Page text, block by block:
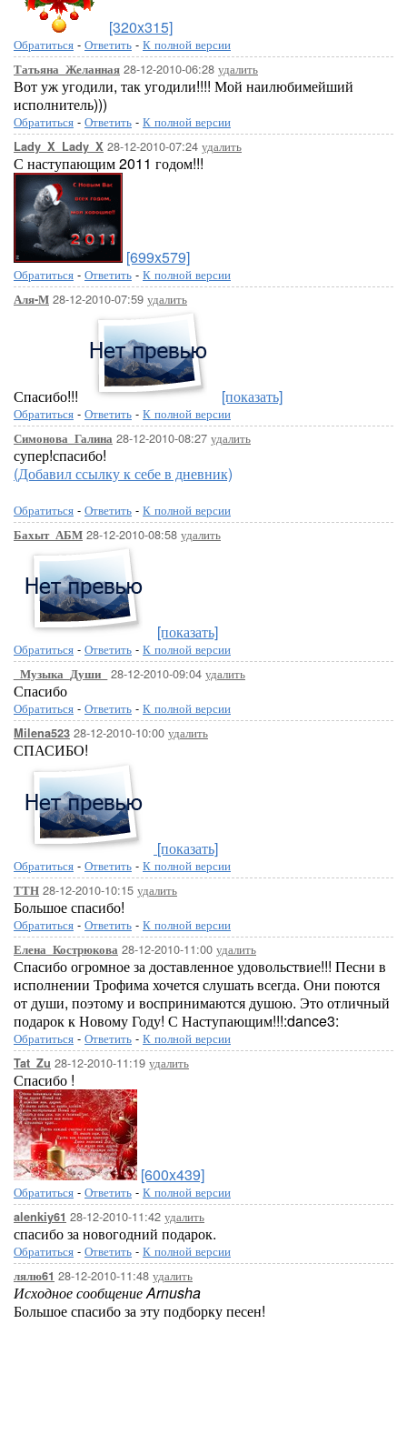
[320x315]
Обратиться - Ответить - К полной версии
Татьяна_Желанная 28-12-2010-06:28 удалить
Вот уж угодили, так угодили!!!! Мой наилюбимейший
исполнитель)))
Обратиться - Ответить - К полной версии
Lady_X_Lady_X 28-12-2010-07:24 удалить
С наступающим 2011 годом!!!
[699x579]
Обратиться - Ответить - К полной версии
Аля-М 28-12-2010-07:59 удалить
Спасибо!!! [показать]
Обратиться - Ответить - К полной версии
Симонова_Галина 28-12-2010-08:27 удалить
супер!спасибо!
(Добавил ссылку к себе в дневник)
Обратиться - Ответить - К полной версии
Бахыт_АБМ 28-12-2010-08:58 удалить
[показать]
Обратиться - Ответить - К полной версии
_Музыка_Души_ 28-12-2010-09:04 удалить
Спасибо
Обратиться - Ответить - К полной версии
Milena523 28-12-2010-10:00 удалить
СПАСИБО!
[показать]
Обратиться - Ответить - К полной версии
ТТН 28-12-2010-10:15 удалить
Большое спасибо!
Обратиться - Ответить - К полной версии
Елена_Кострюкова 28-12-2010-11:00 удалить
Спасибо огромное за доставленное удовольствие!!! Песни в
исполнении Трофима хочется слушать всегда. Они поются
от души, поэтому и воспринимаются душою. Это отличный
подарок к Новому Году! С Наступающим!!!:dance3:
Обратиться - Ответить - К полной версии
Tat_Zu 28-12-2010-11:19 удалить
Спасибо !
[600x439]
Обратиться - Ответить - К полной версии
alenkiy61 28-12-2010-11:42 удалить
спасибо за новогодний подарок.
Обратиться - Ответить - К полной версии
лялю61 28-12-2010-11:48 удалить
Исходное сообщение Arnusha
Большое спасибо за эту подборку песен!